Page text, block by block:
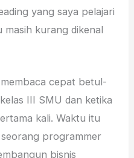
yang saya pelajari
masih kurang dikenal
cepat betul-
III SMU dan ketika
kali. Waktu itu
programmer
bisnis